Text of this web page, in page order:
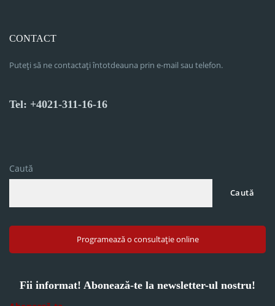
CONTACT
Puteți să ne contactați întotdeauna prin e-mail sau telefon.
Tel: +4021-311-16-16
Caută
Caută
Programează o consultație online
Fii informat! Abonează-te la newsletter-ul nostru!